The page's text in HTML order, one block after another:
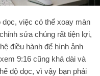
việc có thể xoay màn
sửa chúng rất tiện lợi,
điều hành để hình ảnh
9:16 cũng khá dài và
độ dọc, vì vậy bạn phải